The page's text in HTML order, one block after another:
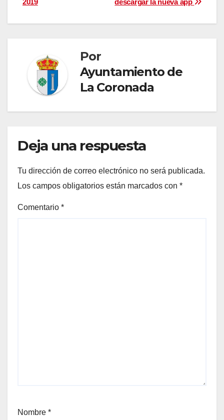
de
descargar la nueva app
2019
Por
Ayuntamiento de
La Coronada
Deja una respuesta
Tu dirección de correo electrónico no será publicada.
Los campos obligatorios están marcados con *
Comentario *
Nombre *